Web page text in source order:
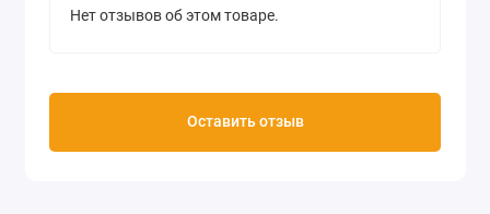
Нет отзывов об этом товаре.
Оставить отзыв